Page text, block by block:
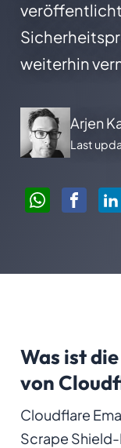
weiterhin
Arjen
Last
Was ist
von
Cloudflare
Scrape